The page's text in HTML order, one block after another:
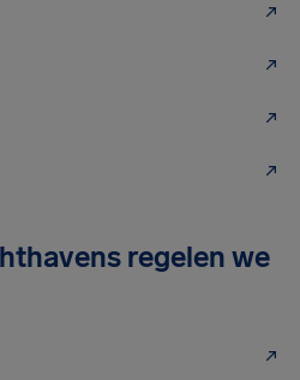
regelen we